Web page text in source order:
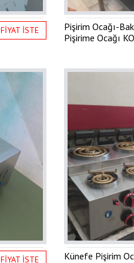
FİYAT İSTE
Pişirim Ocağı-
Pişirime Ocağı
FİYAT İSTE
Künefe Pişirim